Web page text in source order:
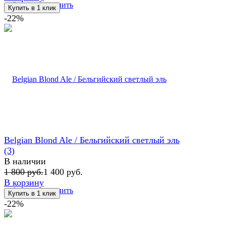
избранное сравнить
-22%
избранное сравнить
Belgian Blond Ale / Бельгийский светлый эль
(3)
В наличии
1 800 руб.1 400 руб.
В корзину
-22%